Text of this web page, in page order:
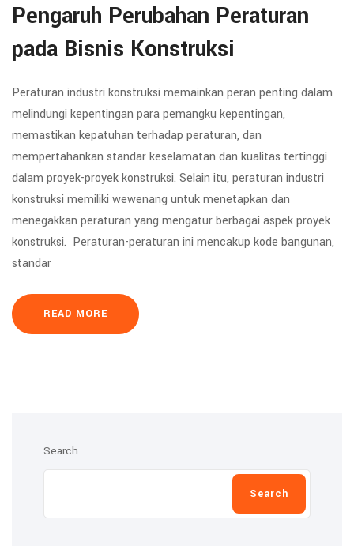
Pengaruh Perubahan Peraturan
pada Bisnis Konstruksi
Peraturan industri konstruksi memainkan peran penting dalam
melindungi kepentingan para pemangku kepentingan,
memastikan kepatuhan terhadap peraturan, dan
mempertahankan standar keselamatan dan kualitas tertinggi
dalam proyek-proyek konstruksi. Selain itu, peraturan industri
konstruksi memiliki wewenang untuk menetapkan dan
menegakkan peraturan yang mengatur berbagai aspek proyek
konstruksi. Peraturan-peraturan ini mencakup kode bangunan,
standar
READ MORE
Search
Search